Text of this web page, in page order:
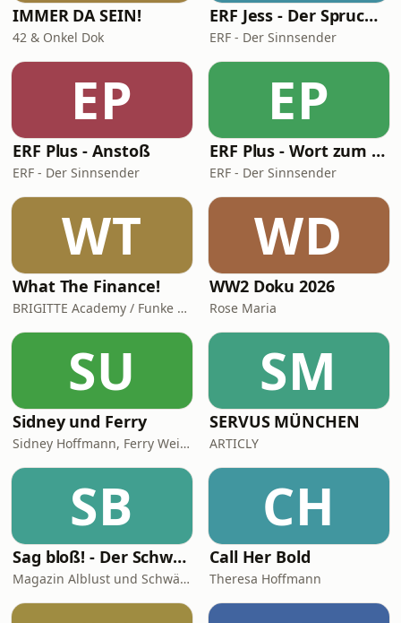
IMMER DA SEIN!
42 & Onkel Dok
ERF Jess - Der Spruch des Tages
ERF - Der Sinnsender
EP
ERF Plus - Anstoß
ERF - Der Sinnsender
EP
ERF Plus - Wort zum Tag
ERF - Der Sinnsender
WT
What The Finance!
BRIGITTE Academy / Funke Woman, People & Family GmbH
WD
WW2 Doku 2026
Rose Maria
SU
Sidney und Ferry
Sidney Hoffmann, Ferry Weiss
SM
SERVUS MÜNCHEN
ARTICLY
SB
Sag bloß! - Der Schwäbische Alb Podcast
Magazin Alblust und Schwäbische Alb Tourismus
CH
Call Her Bold
Theresa Hoffmann